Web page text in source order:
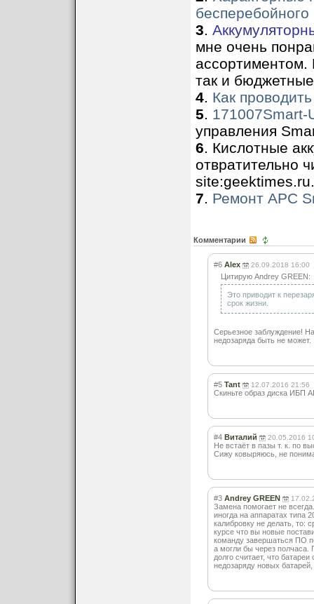
3.
мне очень
ассортиментом.
так и
4. Как
5. 171007Smart-
управления
6. Кислотные
отвратительно
site:geektimes.ru.
7. Ремонт APC
Комментарии
#6 Alex 26.09.2018 16:00
Цитирую Andrey GREEN:
Это приводит к
срок жизни.
Серьезное заблуждение!
недозаряда быть не может.
#5 Tant 12.07.2016 21:56
Скиньте образ диска ИБП
#4 Виталий 20.05.2016
Не встаёт в пазы т. к. по
Сижу ковыряюсь, не
#3 Andrey GREEN
Замена помогает не
иногда на аппаратах типа
калибровку не делать, то:
курсе что вы новые
команду завершаться ПО
а могли бы через
долго считает, что
недозаряду новых